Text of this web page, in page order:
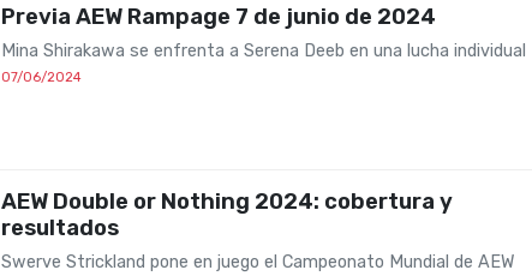
Previa AEW Rampage 7 de junio de 2024
Mina Shirakawa se enfrenta a Serena Deeb en una lucha individual
07/06/2024
AEW Double or Nothing 2024: cobertura y
resultados
Swerve Strickland pone en juego el Campeonato Mundial de AEW